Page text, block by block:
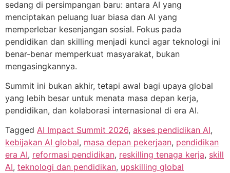
sedang di persimpangan baru: antara AI yang
menciptakan peluang luar biasa dan AI yang
memperlebar kesenjangan sosial. Fokus pada
pendidikan dan skilling menjadi kunci agar teknologi ini
benar-benar memperkuat masyarakat, bukan
mengasingkannya.
Summit ini bukan akhir, tetapi awal bagi upaya global
yang lebih besar untuk menata masa depan kerja,
pendidikan, dan kolaborasi internasional di era AI.
Tagged AI Impact Summit 2026, akses pendidikan AI,
kebijakan AI global, masa depan pekerjaan, pendidikan
era AI, reformasi pendidikan, reskilling tenaga kerja, skill
AI, teknologi dan pendidikan, upskilling global